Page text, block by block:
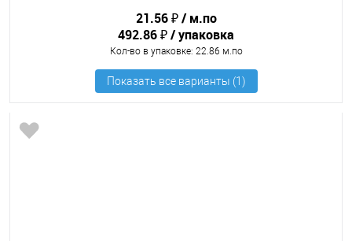
21.56 ₽
м.по
492.86 ₽
упаковка
Кол-во в упаковке: 22.86 м.по